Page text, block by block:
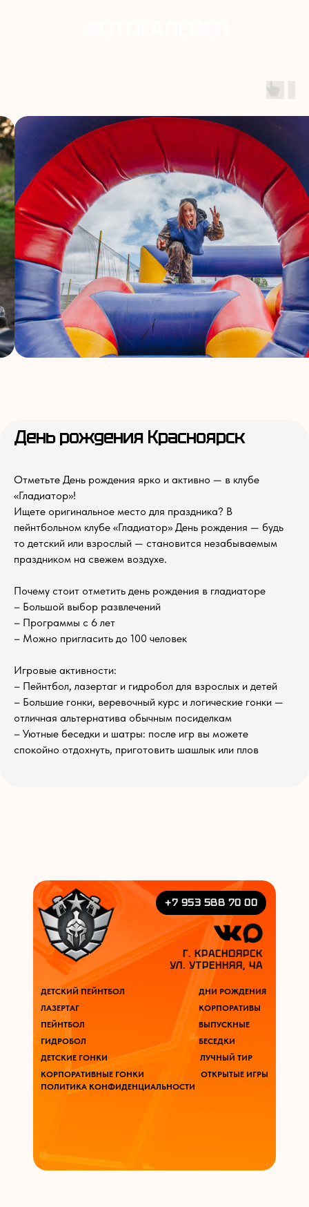
День рождения Красноярск
Отметьте День рождения ярко и активно — в клубе
«Гладиатор»!
Ищете оригинальное место для праздника? В
пейнтбольном клубе «Гладиатор» День рождения — будь
то детский или взрослый — становится незабываемым
праздником на свежем воздухе.
Почему стоит отметить день рождения в гладиаторе
– Большой выбор развлечений
– Программы с 6 лет
– Можно пригласить до 100 человек
Игровые активности:
– Пейнтбол, лазертаг и гидробол для взрослых и детей
– Большие гонки, веревочный курс и логические гонки —
отличная альтернатива обычным посиделкам
– Уютные беседки и шатры: после игр вы можете
спокойно отдохнуть, приготовить шашлык или плов
ЛАЗЕРТАГ
ПОЛИТИКА КОНФИДЕНЦИАЛЬНОСТИ
ПЕЙНТБОЛ
ДЕТСКИЙ ПЕЙНТБОЛ
ГИДРОБОЛ
ДНИ РОЖДЕНИЯ
ВЫПУСКНЫЕ
КОРПОРАТИВЫ
БЕСЕДКИ
ДЕТСКИЕ ГОНКИ
ЛУЧНЫЙ ТИР
КОРПОРАТИВНЫЕ ГОНКИ
ОТКРЫТЫЕ ИГРЫ
Г. КРАСНОЯРСК
УЛ. УТРЕННЯЯ, 4А
+7 953 588 70 00